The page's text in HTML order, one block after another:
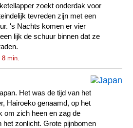
zoekt onderdak voor
tevreden zijn met een
's Nachts komen er vier
lijk de schuur binnen dat ze
min.
Het was de tijd van het
Hairoeko genaamd, op het
om zich heen en zag de
het zonlicht. Grote pijnbomen